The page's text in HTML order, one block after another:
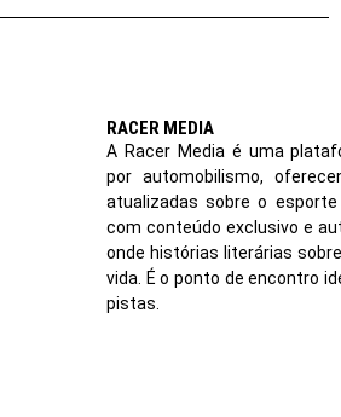
RACER MEDIA
A Racer Media é uma
por automobilismo,
atualizadas sobre o
com conteúdo exclusivo e
onde histórias literárias
vida. É o ponto de encontro
pistas.